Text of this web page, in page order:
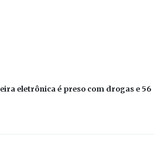
eletrônica é preso com drogas e 56